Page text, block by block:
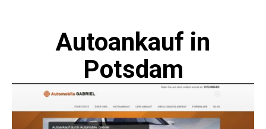
Autoankauf in
Potsdam